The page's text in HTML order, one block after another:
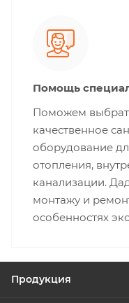
Помощь
Поможем
качественное
оборудование
отопления,
канализации.
монтажу и
особенностях
Продукция